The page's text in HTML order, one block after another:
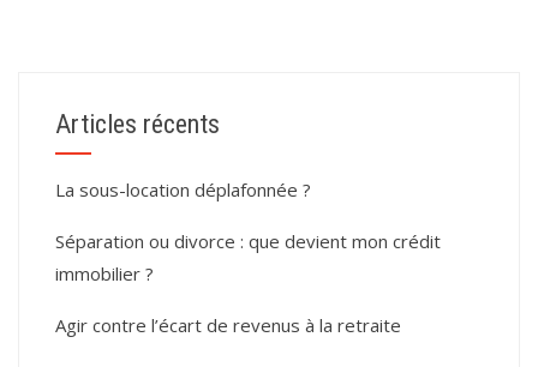
Articles récents
La sous-location déplafonnée ?
Séparation ou divorce : que devient mon crédit
immobilier ?
Agir contre l’écart de revenus à la retraite